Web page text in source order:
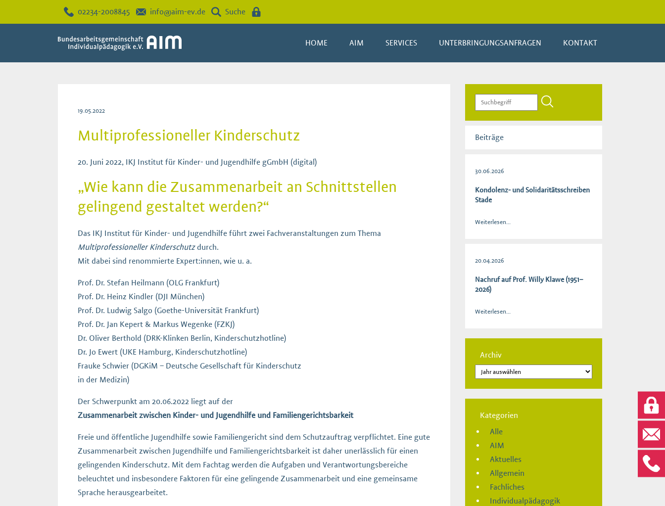
02234-2008845 info@aim-ev.de Suche
HOME AIM SERVICES UNTERBRINGUNGSANFRAGEN KONTAKT
19.05.2022
Multiprofessioneller Kinderschutz
20. Juni 2022, IKJ Institut für Kinder- und Jugendhilfe gGmbH (digital)
„Wie kann die Zusammenarbeit an Schnittstellen
gelingend gestaltet werden?“
Das IKJ Institut für Kinder- und Jugendhilfe führt zwei Fachveranstaltungen zum Thema
Multiprofessioneller Kinderschutzdurch.
Mit dabei sind renommierte Expert:innen, wie u. a.
Prof. Dr. Stefan Heilmann (OLG Frankfurt)
Prof. Dr. Heinz Kindler (DJI München)
Prof. Dr. Ludwig Salgo (Goethe-Universität Frankfurt)
Prof. Dr. Jan Kepert & Markus Wegenke (FZKJ)
Dr. Oliver Berthold (DRK-Klinken Berlin, Kinderschutzhotline)
Dr. Jo Ewert (UKE Hamburg, Kinderschutzhotline)
Frauke Schwier (DGKiM – Deutsche Gesellschaft für Kinderschutz
in der Medizin)
Der Schwerpunkt am 20.06.2022 liegt auf der
Zusammenarbeit zwischen Kinder- und Jugendhilfe und Familiengerichtsbarkeit
Freie und öffentliche Jugendhilfe sowie Familiengericht sind dem Schutzauftrag verpflichtet. Eine gute
Zusammenarbeit zwischen Jugendhilfe und Familiengerichtsbarkeit ist daher unerlässlich für einen
gelingenden Kinderschutz. Mit dem Fachtag werden die Aufgaben und Verantwortungsbereiche
beleuchtet und insbesondere Faktoren für eine gelingende Zusammenarbeit und eine gemeinsame
Sprache herausgearbeitet.
Beiträge
30.06.2026
Kondolenz- und Solidaritätsschreiben
Stade
Weiterlesen...
20.04.2026
Nachruf auf Prof. Willy Klawe (1951–
2026)
Weiterlesen...
Archiv
Kategorien
Alle
AIM
Aktuelles
Allgemein
Fachliches
Individualpädagogik